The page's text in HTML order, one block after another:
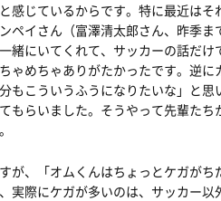
感じているからです。特に最近は
ペイさん（富澤清太郎さん、昨季ま
緒にいてくれて、サッカーの話だ
ゃめちゃありがたかったです。逆
もこういうふうになりたいな」と
もらいました。そうやって先輩た
が、「オムくんはちょっとケガが
実際にケガが多いのは、サッカー